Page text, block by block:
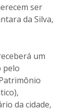
ser
da Silva,
um
pelo
da cidade,